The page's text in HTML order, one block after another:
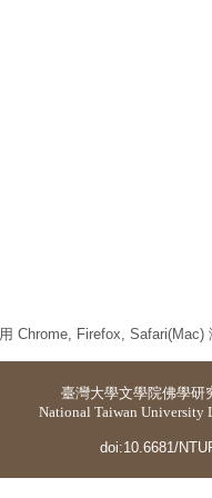
Chrome, Firefox, Safari(Mac)
臺灣大學文學院佛學研
National Taiwan University
doi:10.6681/